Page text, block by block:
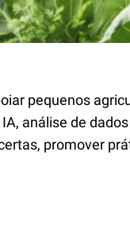
pequenos
análise de
promover